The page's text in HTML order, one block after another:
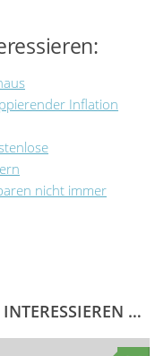
Inflation
nicht immer
…